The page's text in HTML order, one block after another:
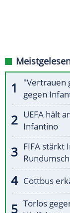
"Vertrauen
gegen
UEFA hält
Infantino
FIFA stärkt
Cottbus
Torlos